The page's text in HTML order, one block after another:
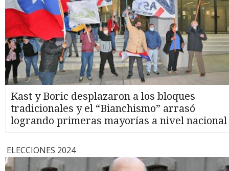
Kast y Boric desplazaron a los bloques
tradicionales y el “Bianchismo” arrasó
logrando primeras mayorías a nivel nacional
ELECCIONES 2024